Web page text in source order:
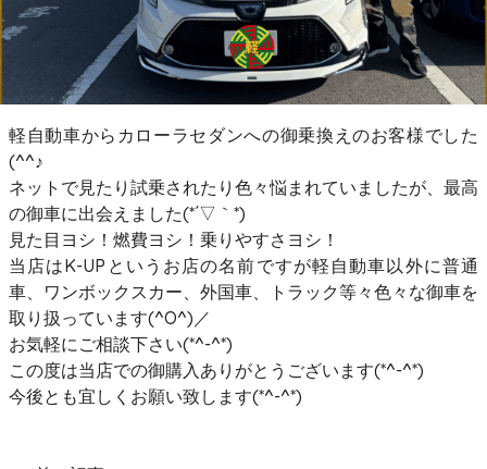
軽自動車からカローラセダンへの御乗換えのお客様でした
(^^♪
ネットで見たり試乗されたり色々悩まれていましたが、最高
の御車に出会えました(*´▽｀*)
見た目ヨシ！燃費ヨシ！乗りやすさヨシ！
当店はK-UPというお店の名前ですが軽自動車以外に普通
車、ワンボックスカー、外国車、トラック等々色々な御車を
取り扱っています(^O^)／
お気軽にご相談下さい(*^-^*)
この度は当店での御購入ありがとうございます(*^-^*)
今後とも宜しくお願い致します(*^-^*)